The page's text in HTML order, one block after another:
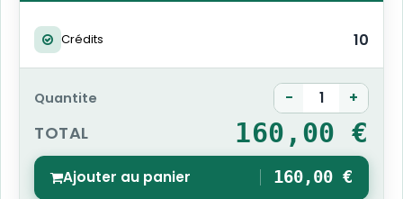
Crédits 10
Quantite - +
TOTAL 160,00 €
Ajouter au panier 160,00 €